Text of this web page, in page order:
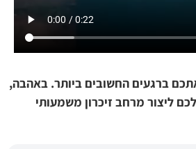
ברגעים החשובים ביותר. באהבה,
ליצור מרחב זיכרון משמעותי